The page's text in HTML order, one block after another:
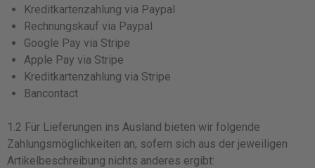
Kreditkartenzahlung via Paypal
Rechnungskauf via Paypal
Google Pay via Stripe
Apple Pay via Stripe
Kreditkartenzahlung via Stripe
Bancontact
1.2 Für Lieferungen ins Ausland bieten wir folgende
Zahlungsmöglichkeiten an, sofern sich aus der jeweiligen
Artikelbeschreibung nichts anderes ergibt: